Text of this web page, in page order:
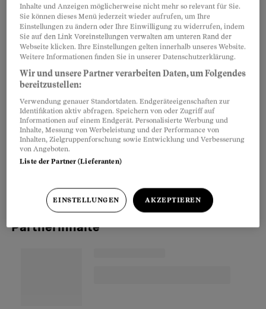
Doch der Erfolg hat eine Kehrseite. Recycling ist
zwar gut für das Gewissen und schont wegen der
Abfallgebühren das Portemonnaie. Und es ist
sicher besser, wenn die Flaschen nicht im Abfall
oder irgendwo in der Landschaft landen. Doch in
jedes neu hergestellte Kilo Glas muss die
Energie von umgerechnet anderthalb Dezilitern
Öl gesteckt werden. Bei 344'000 Tonnen Altglas
in der Schweiz entspricht das fast 52 Millionen
Partnerinhalte
Inhalte und Anzeigen möglicherweise nicht mehr so relevant für Sie.
Sie können dieses Menü jederzeit wieder aufrufen, um Ihre
Einstellungen zu ändern oder Ihre Einwilligung zu widerrufen, indem
Sie auf den Link Voreinstellungen verwalten am unteren Rand der
Webseite klicken. Ihre Einstellungen gelten innerhalb unseres Website.
Weitere Informationen finden Sie in unserer Datenschutzerklärung.
Wir und unsere Partner verarbeiten Daten, um Folgendes
bereitzustellen:
Verwendung genauer Standortdaten. Endgeräteeigenschaften zur
Identifikation aktiv abfragen. Speichern von oder Zugriff auf
Informationen auf einem Endgerät. Personalisierte Werbung und
Inhalte, Messung von Werbeleistung und der Performance von
Inhalten, Zielgruppenforschung sowie Entwicklung und Verbesserung
von Angeboten.
Liste der Partner (Lieferanten)
EINSTELLUNGEN AKZEPTIEREN